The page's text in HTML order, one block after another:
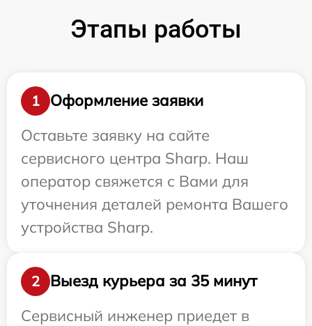
Этапы работы
1
Оформление заявки
Оставьте заявку на сайте
сервисного центра Sharp. Наш
оператор свяжется с Вами для
уточнения деталей ремонта Вашего
устройства Sharp.
2
Выезд курьера за 35 минут
Сервисный инженер приедет в